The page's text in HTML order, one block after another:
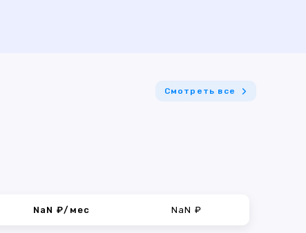
Смотреть все
NaN ₽/мес NaN ₽